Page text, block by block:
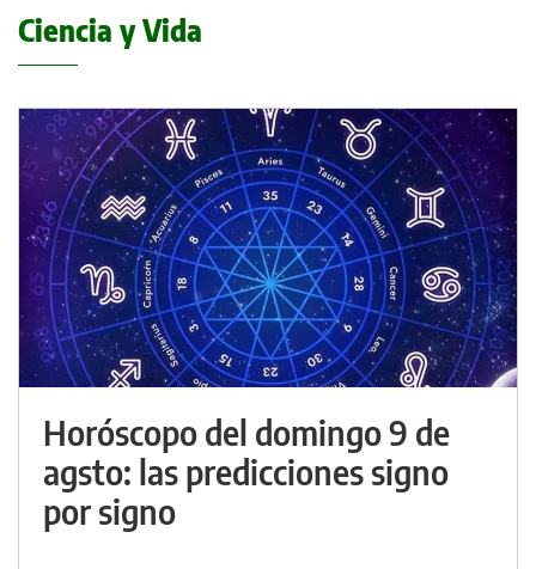
Ciencia y Vida
Horóscopo del domingo 9 de
agsto: las predicciones signo
por signo